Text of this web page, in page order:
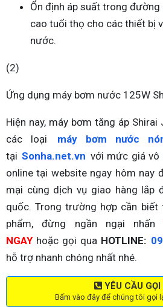
Ổn định áp suất trong
cao tuổi thọ cho các thiết bị
nước.
(2)
Ứng dụng máy bơm nước 125W
Hiện nay, máy bơm tăng áp
các loại
máy bơm nước
tại Sonha.net.vn với mức giá vô
online tại website ngay hôm nay
mại cùng dịch vụ giao hàng lắp
quốc. Trong trường hợp cần biết
phẩm, đừng ngần ngại
NGAYhoặc gọi qua HOTLINE:
hỗ trợ nhanh chóng nhất nhé.
YÊU CẦU GỌI
Bấm vào đây để chúng tôi gọi